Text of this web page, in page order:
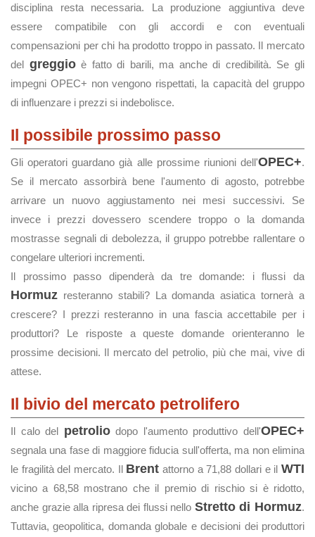
disciplina resta necessaria. La produzione aggiuntiva deve
essere compatibile con gli accordi e con eventuali
compensazioni per chi ha prodotto troppo in passato. Il mercato
del greggioè fatto di barili, ma anche di credibilità. Se gli
impegni OPEC+ non vengono rispettati, la capacità del gruppo
di influenzare i prezzi si indebolisce.
Il possibile prossimo passo
Gli operatori guardano già alle prossime riunioni dell'OPEC+.
Se il mercato assorbirà bene l'aumento di agosto, potrebbe
arrivare un nuovo aggiustamento nei mesi successivi. Se
invece i prezzi dovessero scendere troppo o la domanda
mostrasse segnali di debolezza, il gruppo potrebbe rallentare o
congelare ulteriori incrementi.
Il prossimo passo dipenderà da tre domande: i flussi da
Hormuz resteranno stabili? La domanda asiatica tornerà a
crescere? I prezzi resteranno in una fascia accettabile per i
produttori? Le risposte a queste domande orienteranno le
prossime decisioni. Il mercato del petrolio, più che mai, vive di
attese.
Il bivio del mercato petrolifero
Il calo del petroliodopo l'aumento produttivo dell'OPEC+
segnala una fase di maggiore fiducia sull'offerta, ma non elimina
le fragilità del mercato. Il Brent attorno a 71,88 dollari e ilWTI
vicino a 68,58 mostrano che il premio di rischio si è ridotto,
anche grazie alla ripresa dei flussi nello Stretto di Hormuz.
Tuttavia, geopolitica, domanda globale e decisioni dei produttori